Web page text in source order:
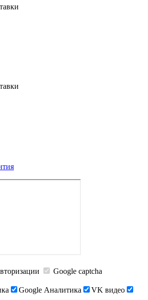
Google captcha
Google Аналитика
VK видео